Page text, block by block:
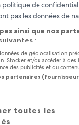
Gagnez
chaque
politique de
pas les données de
ainsi que nos
:
de géolocalisation
Stocker et/ou accéder à
des publicités et du
partenaires
toutes les